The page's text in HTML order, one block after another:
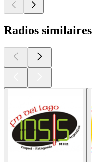
Radios similaires